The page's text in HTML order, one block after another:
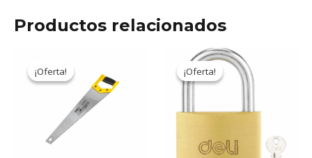
Productos relacionados
¡Oferta!
¡Oferta!was:
17.128ARS.
is:
14.158ARS.
¡Oferta!
¡Oferta!
Original
price
was:
13.992ARS.